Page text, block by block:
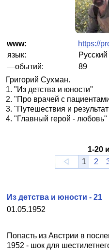
www:
https://
язык:
Русский
—обытий:
89
Григорий Сухман.
1. "Из детства и юности"
2. "Про врачей с
3. "Путешествия и
4. "Главный герой - любовь"
1-20
1
2
01.05.1952
Из детства и юности - 21
Попасть из Австрии в
1952 - шок для